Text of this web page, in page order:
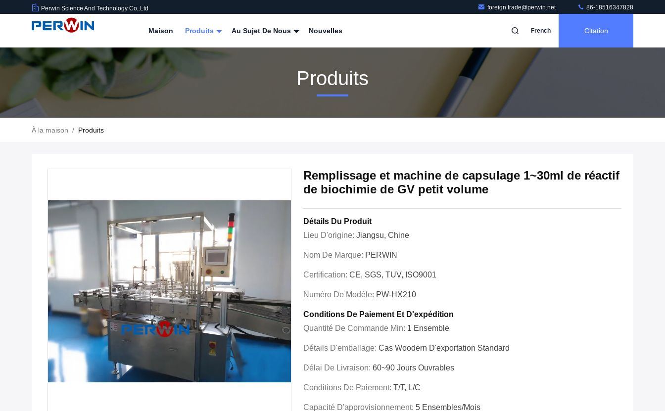
Perwin Science And Technology Co,.Ltd foreign.trade@perwin.net 86-18516347828
Maison Produits Au Sujet De Nous Nouvelles French Citation
Produits
À la maison / Produits
Remplissage et machine de capsulage 1~30ml de réactif
de biochimie de GV petit volume
Détails Du Produit
Lieu D'origine: Jiangsu, Chine
Nom De Marque: PERWIN
Certification: CE, SGS, TUV, ISO9001
Numéro De Modèle: PW-HX210
Conditions De Paiement Et D'expédition
Quantité De Commande Min: 1 Ensemble
Détails D'emballage: Cas Woodern D'exportation Standard
Délai De Livraison: 60~90 Jours Ouvrables
Conditions De Paiement: T/T, L/C
Capacité D'approvisionnement: 5 Ensembles/mois